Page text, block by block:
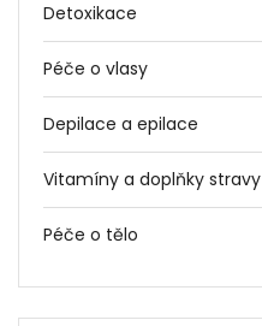
Detoxikace
Péče o vlasy
Depilace a epilace
Vitamíny a doplňky stravy
Péče o tělo